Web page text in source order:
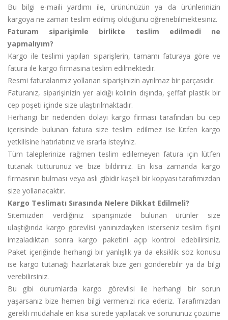
Bu bilgi e-maili yardımı ile, ürününüzün ya da ürünlerinizin
kargoya ne zaman teslim edilmiş olduğunu öğrenebilmektesiniz.
Faturam siparişimle birlikte teslim edilmedi ne
yapmalıyım?
Kargo ile teslimi yapılan siparişlerin, tamamı faturaya göre ve
fatura ile kargo firmasına teslim edilmektedir.
Resmi faturalarımız yollanan siparişinizin ayrılmaz bir parçasıdır.
Faturanız, siparişinizin yer aldığı kolinin dışında, şeffaf plastik bir
cep poşeti içinde size ulaştırılmaktadır.
Herhangi bir nedenden dolayı kargo firması tarafından bu cep
içerisinde bulunan fatura size teslim edilmez ise lütfen kargo
yetkilisine hatırlatınız ve ısrarla isteyiniz.
Tüm taleplerinize rağmen teslim edilemeyen fatura için lütfen
tutanak tutturunuz ve bize bildiriniz. En kısa zamanda kargo
firmasının bulması veya aslı gibidir kaşeli bir kopyası tarafımızdan
size yollanacaktır.
Kargo Teslimatı Sırasında Nelere Dikkat Edilmeli?
Sitemizden verdiğiniz siparişinizde bulunan ürünler size
ulaştığında kargo görevlisi yanınızdayken isterseniz teslim fişini
imzaladıktan sonra kargo paketini açıp kontrol edebilirsiniz.
Paket içeriğinde herhangi bir yanlışlık ya da eksiklik söz konusu
ise kargo tutanağı hazırlatarak bize geri gönderebilir ya da bilgi
verebilirsiniz.
Bu gibi durumlarda kargo görevlisi ile herhangi bir sorun
yaşarsanız bize hemen bilgi vermenizi rica ederiz. Tarafımızdan
gerekli müdahale en kısa sürede yapılacak ve sorununuz çözüme